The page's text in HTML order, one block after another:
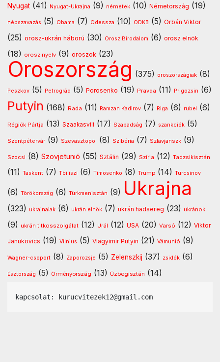
Nyugat (41) Nyugat-Ukrajna (9) németek (10) Németország (19)
népszavazás (5) Obama (7) Odessza (10) ODKB (5) Orbán Viktor
(25) orosz-ukrán háború (30) Orosz Birodalom (6) orosz elnök
(18) orosz nyelv (9) oroszok (23)
Oroszország (375) oroszországiak (8)
Peszkov (5) Petrográd (5) Porosenko (19) Pravda (11) Prigozsin (6)
Putyin (168) Rada (11) Ramzan Kadirov (7) Riga (6) rubel (6)
Régiók Pártja (13) Szaakasvili (17) Szabadság (7) szankciók (5)
Szentpétervár (9) Szevasztopol (8) Szibéria (7) Szlavjanszk (9)
Szocsi (8) Szovjetunió (55) Sztálin (29) Szíria (12) Tadzsikisztán
(11) Taskent (7) Tbiliszi (6) Timosenko (8) Trump (14) Turcsinov
(6) Törökország (6) Türkmenisztán (9) Ukrajna
(323) ukrajnaiak (6) ukrán elnök (7) ukrán hadsereg (23) ukránok
(9) ukrán titkosszolgálat (12) Urál (12) USA (20) Varsó (12) Viktor
Janukovics (19) Vilnius (5) Vlagyimir Putyin (21) Vámunió (9)
Wagner-csoport (8) Zaporozsje (5) Zelenszkij (37) zsidók (6)
Észtország (5) Örményország (13) Üzbegisztán (14)
kapcsolat: kurucvitezek12@gmail.com